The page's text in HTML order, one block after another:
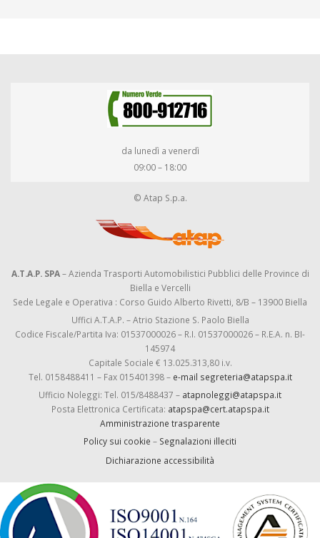
da lunedì a venerdì
09:00 – 18:00
© Atap S.p.a.
A.T.A.P. SPA– Azienda Trasporti Automobilistici Pubblici delle Province di
Biella e Vercelli
Sede Legale e Operativa : Corso Guido Alberto Rivetti, 8/B – 13900 Biella
Uffici A.T.A.P. – Atrio Stazione S. Paolo Biella
Codice Fiscale/Partita Iva: 01537000026 – R.I. 01537000026 – R.E.A. n. BI-
145974
Capitale Sociale € 13.025.313,80 i.v.
Tel. 0158488411 – Fax 015401398 – e-mail segreteria@atapspa.it
Ufficio Noleggi: Tel. 015/8488437 – atapnoleggi@atapspa.it
Posta Elettronica Certificata: atapspa@cert.atapspa.it
Amministrazione trasparente
Policy sui cookie – Segnalazioni illeciti
Dichiarazione accessibilità